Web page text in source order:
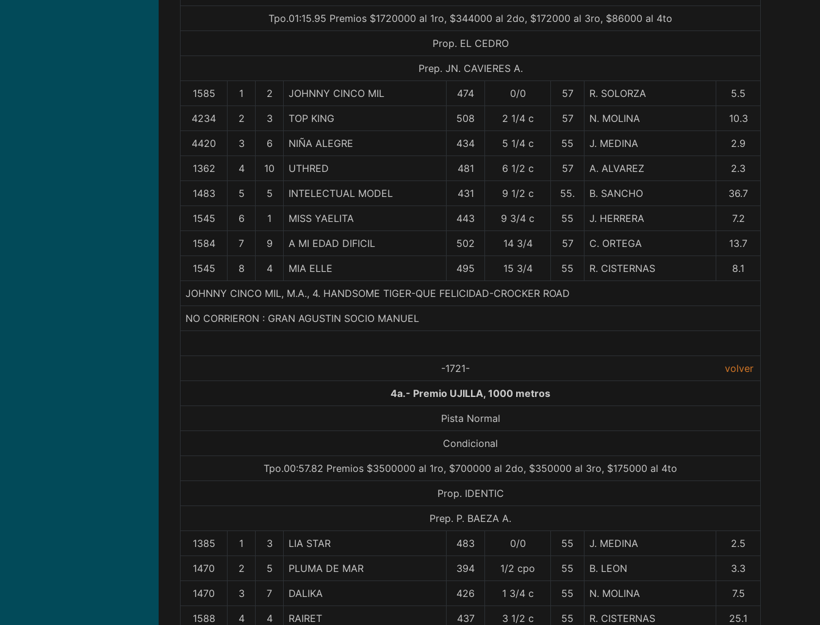
Tpo.01:15.95 Premios $1720000 al 1ro, $344000 al 2do, $172000 al 3ro, $86000 al 4to
Prop. EL CEDRO
Prep. JN. CAVIERES A.
1585 1 2 JOHNNY CINCO MIL 474 0/0 57 R. SOLORZA 5.5
4234 2 3 TOP KING 508 2 1/4 c 57 N. MOLINA 10.3
4420 3 6 NIÑA ALEGRE 434 5 1/4 c 55 J. MEDINA 2.9
1362 4 10 UTHRED 481 6 1/2 c 57 A. ALVAREZ 2.3
1483 5 5 INTELECTUAL MODEL 431 9 1/2 c 55. B. SANCHO 36.7
1545 6 1 MISS YAELITA 443 9 3/4 c 55 J. HERRERA 7.2
1584 7 9 A MI EDAD DIFICIL 502 14 3/4 57 C. ORTEGA 13.7
1545 8 4 MIA ELLE 495 15 3/4 55 R. CISTERNAS 8.1
JOHNNY CINCO MIL, M.A., 4. HANDSOME TIGER-QUE FELICIDAD-CROCKER ROAD
NO CORRIERON : GRAN AGUSTIN SOCIO MANUEL
-1721- volver
4a.- Premio UJILLA, 1000 metros
Pista Normal
Condicional
Tpo.00:57.82 Premios $3500000 al 1ro, $700000 al 2do, $350000 al 3ro, $175000 al 4to
Prop. IDENTIC
Prep. P. BAEZA A.
1385 1 3 LIA STAR 483 0/0 55 J. MEDINA 2.5
1470 2 5 PLUMA DE MAR 394 1/2 cpo 55 B. LEON 3.3
1470 3 7 DALIKA 426 1 3/4 c 55 N. MOLINA 7.5
1588 4 4 RAIRET 437 3 1/2 c 55 R. CISTERNAS 25.1